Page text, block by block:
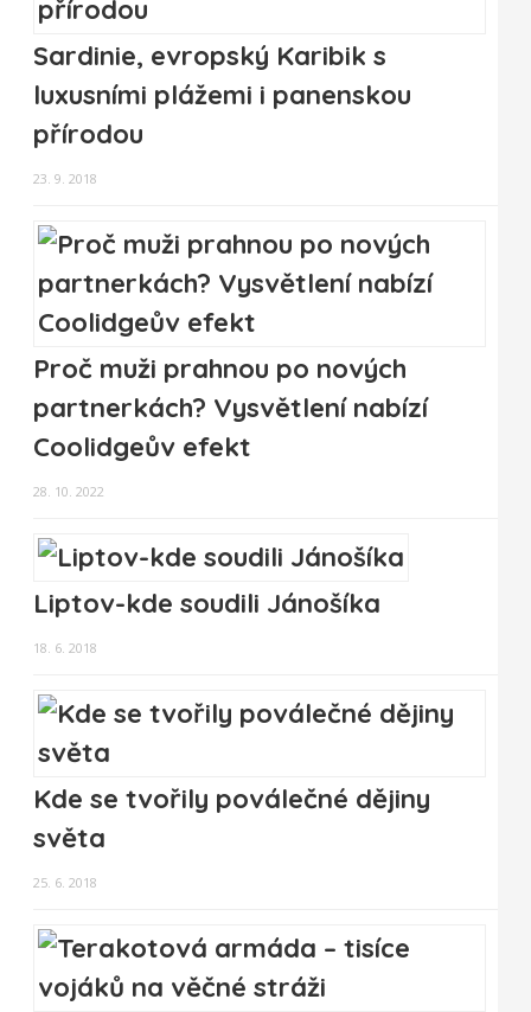
Sardinie, evropský Karibik s
luxusními plážemi i panenskou
přírodou
23. 9. 2018
Proč muži prahnou po nových
partnerkách? Vysvětlení nabízí
Coolidgeův efekt
28. 10. 2022
Liptov-kde soudili Jánošíka
18. 6. 2018
Kde se tvořily poválečné dějiny
světa
25. 6. 2018